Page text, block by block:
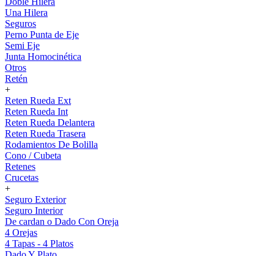
Una Hilera
Seguros
Perno Punta de Eje
Semi Eje
Junta Homocinética
Otros
Retén
+
Reten Rueda Ext
Reten Rueda Int
Reten Rueda Delantera
Reten Rueda Trasera
Rodamientos De Bolilla
Cono / Cubeta
Retenes
Crucetas
+
Seguro Exterior
Seguro Interior
De cardan o Dado Con Oreja
4 Orejas
4 Tapas - 4 Platos